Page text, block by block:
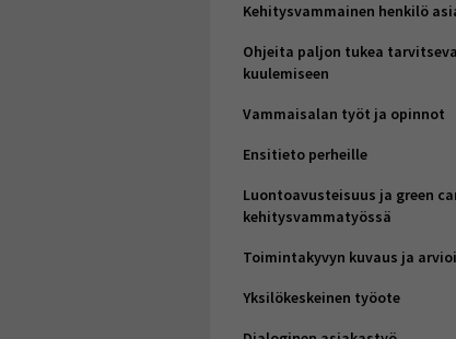
Kehitysvammainen henkilö
Ohjeita paljon tukea
kuulemiseen
Vammaisalan työt ja opinnot
Ensitieto perheille
Luontoavusteisuus ja green
kehitysvammatyössä
Toimintakyvyn kuvaus ja
Yksilökeskeinen työote